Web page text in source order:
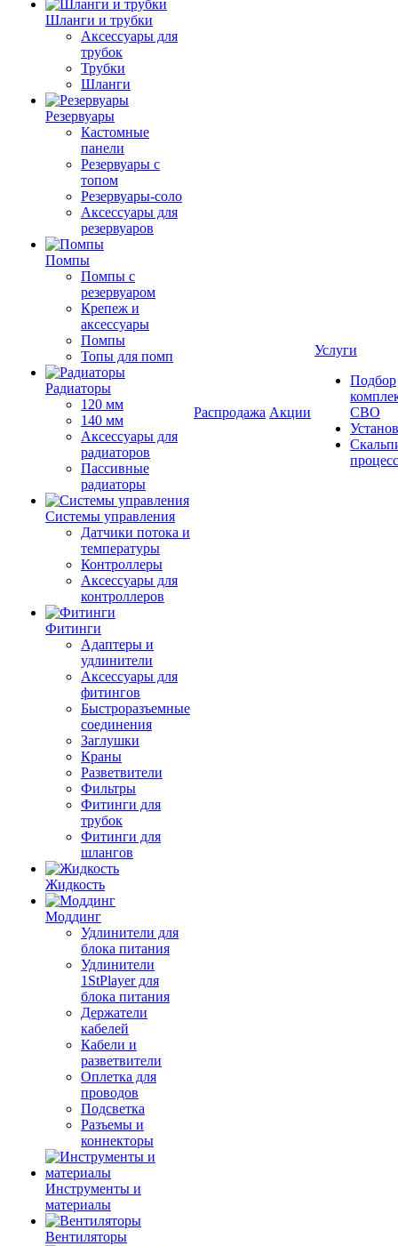
Шланги и трубки
Аксессуары для
трубок
Трубки
Шланги
Резервуары
Кастомные
панели
Резервуары с
топом
Резервуары-соло
Аксессуары для
резервуаров
Помпы
Помпы с
резервуаром
Крепеж и
аксессуары
Помпы
Топы для помп
Радиаторы
120 мм
140 мм
Аксессуары для
радиаторов
Пассивные
радиаторы
Системы управления
Датчики потока и
температуры
Контроллеры
Аксессуары для
контроллеров
Фитинги
Адаптеры и
удлинители
Аксессуары для
фитингов
Быстроразъемные
соединения
Заглушки
Краны
Разветвители
Фильтры
Фитинги для
трубок
Фитинги для
шлангов
Жидкость
Моддинг
Удлинители для
блока питания
Удлинители
1StPlayer для
блока питания
Держатели
кабелей
Кабели и
разветвители
Оплетка для
проводов
Подсветка
Разъемы и
коннекторы
Инструменты и
материалы
Вентиляторы
Распродажа Акции
Услуги
Подбор
СВО